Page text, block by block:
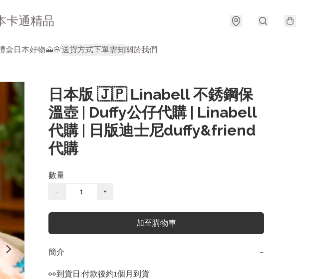
卡通精品
盒日本好物🗻🌸送貨方式下單需知關於我們
日本版 🇯🇵 Linabell 不銹鋼保
溫壺 | Duffy公仔代購 | Linabell
代購 | 日版迪士尼duffy&friend
代購
數量
−
+
加至購物車
簡介 −
👀到貨日:付款後約1個月到貨